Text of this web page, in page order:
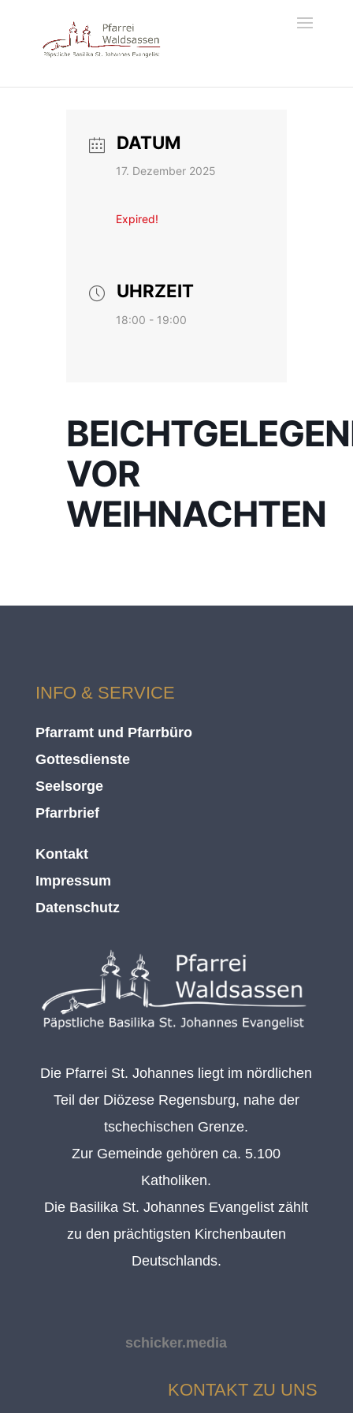
DATUM
17. Dezember 2025
Expired!
UHRZEIT
18:00 - 19:00
VOR
WEIHNACHTEN
INFO & SERVICE
Pfarramt und Pfarrbüro
Gottesdienste
Seelsorge
Pfarrbrief
Kontakt
Impressum
Datenschutz
Die Pfarrei St. Johannes liegt im nördlichen
Teil der Diözese Regensburg, nahe der
tschechischen Grenze.
Zur Gemeinde gehören ca. 5.100
Katholiken.
Die Basilika St. Johannes Evangelist zählt
zu den prächtigsten Kirchenbauten
Deutschlands.
schicker.media
KONTAKT ZU UNS